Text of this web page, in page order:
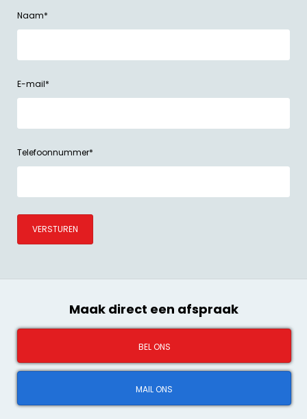
Naam*
E-mail*
Telefoonnummer*
VERSTUREN
Maak direct een afspraak
BEL ONS
MAIL ONS